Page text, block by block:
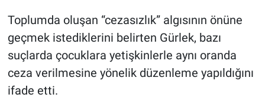
Toplumda oluşan “cezasızlık” algısının önüne
geçmek istediklerini belirten Gürlek, bazı
suçlarda çocuklara yetişkinlerle aynı oranda
ceza verilmesine yönelik düzenleme yapıldığını
ifade etti.